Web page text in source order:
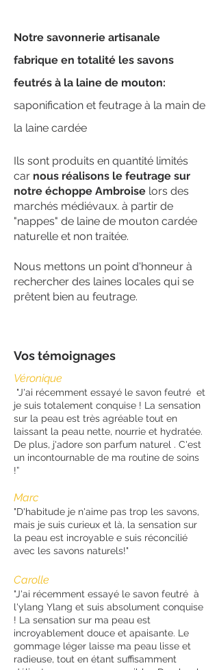
Notre savonnerie artisanale
fabrique en totalité les savons
feutrés à la laine de mouton:
saponification et feutrage à la main de
la laine cardée
Ils sont produits en quantité limités
car nous réalisons le feutrage sur
notre échoppe Ambroise lors des
marchés médiévaux. à partir de
"nappes" de laine de mouton cardée
naturelle et non traitée.
Nous mettons un point d'honneur à
rechercher des laines locales qui se
prêtent bien au feutrage.
Vos témoignages
Véronique
"J'ai récemment essayé le savon feutré et
je suis totalement conquise ! La sensation
sur la peau est très agréable tout en
laissant la peau nette, nourrie et hydratée.
De plus, j'adore son parfum naturel . C'est
un incontournable de ma routine de soins
!”
Marc
"D'habitude je n'aime pas trop les savons,
mais je suis curieux et là, la sensation sur
la peau est incroyable e suis réconcilié
avec les savons naturels!"
Carolle
​"J'ai récemment essayé le savon feutré à
l'ylang Ylang et suis absolument conquise
! La sensation sur ma peau est
incroyablement douce et apaisante. Le
gommage léger laisse ma peau lisse et
radieuse, tout en étant suffisamment